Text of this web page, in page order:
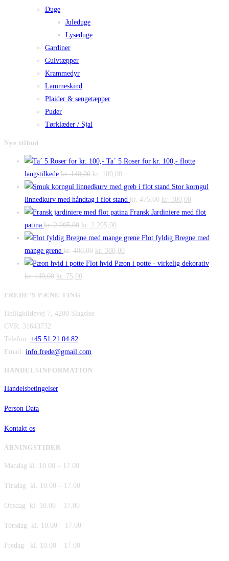
Duge
Juleduge
Lyseduge
Gardiner
Gulvtæpper
Krammedyr
Lammeskind
Plaider & sengetæpper
Puder
Tørklæder / Sjal
Nye tilbud
Ta´ 5 Roser for kr. 100,- flotte
langstilkede kr.140,00 Den
oprindelige
pris
var:
kr. 140,00.
kr. 100,00
aktuelle
pris
er:
Stor korngul
linnedkurv med håndtag i flot stand kr.475,00 Den
oprindelige
var:
kr. 300,00
aktuelle
er:
Fransk Jardiniere med flot
patina kr.2.995,00 Den
oprindelige
pris
var:
kr. 2.995,00.
kr. 2.295,00
aktuelle
pris
er:
Flot fyldig Bregne med
mange grene kr.480,00 Den
oprindelige
kr. 380,00
aktuelle
Flot hvid Pæon i potte - virkelig dekorativ
kr.149,00 Den
var:
kr. 75,00
er:
FREDE’S PÆNE TING
Helligkildevej 7, 4200 Slagelse
CVR: 31643732
Telefon: +45 51 21 04 82
Email: info.frede@gmail.com
HANDELSINFORMATION
Handelsbetingelser
Person Data
Kontakt os
ÅBNINGSTIDER
Mandag kl. 10.00 – 17.00
Tirsdag kl. 10.00 – 17.00
Onsdag kl. 10.00 – 17.00
Torsdag kl. 10.00 – 17.00
Fredag kl. 10.00 – 17.00